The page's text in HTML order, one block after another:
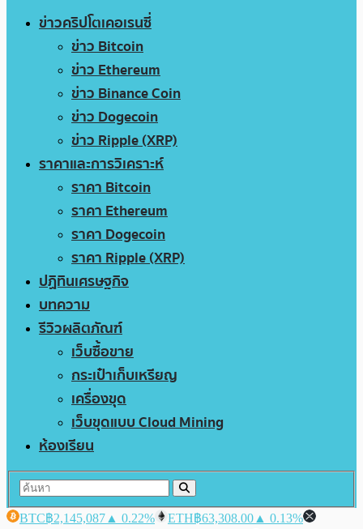
ข่าวคริปโตเคอเรนซี่
ข่าว Bitcoin
ข่าว Ethereum
ข่าว Binance Coin
ข่าว Dogecoin
ข่าว Ripple (XRP)
ราคาและการวิเคราะห์
ราคา Bitcoin
ราคา Ethereum
ราคา Dogecoin
ราคา Ripple (XRP)
ปฏิทินเศรษฐกิจ
บทความ
รีวิวผลิตภัณฑ์
เว็บซื้อขาย
กระเป๋าเก็บเหรียญ
เครื่องขุด
เว็บขุดแบบ Cloud Mining
ห้องเรียน
BTC฿2,145,087 ▲ 0.22% ETH฿63,308.00 ▲ 0.13%